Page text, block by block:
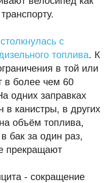
с
топлива. К
в той или
в более чем 60
одних заправках
в канистры, в других
объём топлива,
бак за один раз,
прекращают
- сокращение